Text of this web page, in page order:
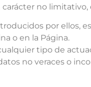
no limitativo,
por ellos,
o en la Página.
tipo de
no veraces o